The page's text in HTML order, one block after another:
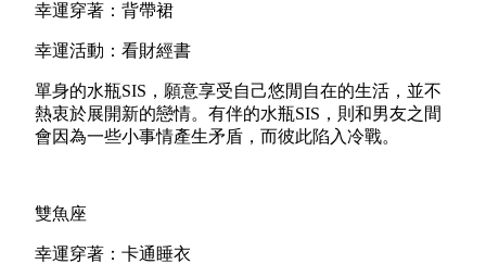
幸運穿著：背帶裙
幸運活動：看財經書
單身的水瓶SIS，願意享受自己悠閒自在的生活，並不
熱衷於展開新的戀情。有伴的水瓶SIS，則和男友之間
會因為一些小事情產生矛盾，而彼此陷入冷戰。
雙魚座
幸運穿著：卡通睡衣